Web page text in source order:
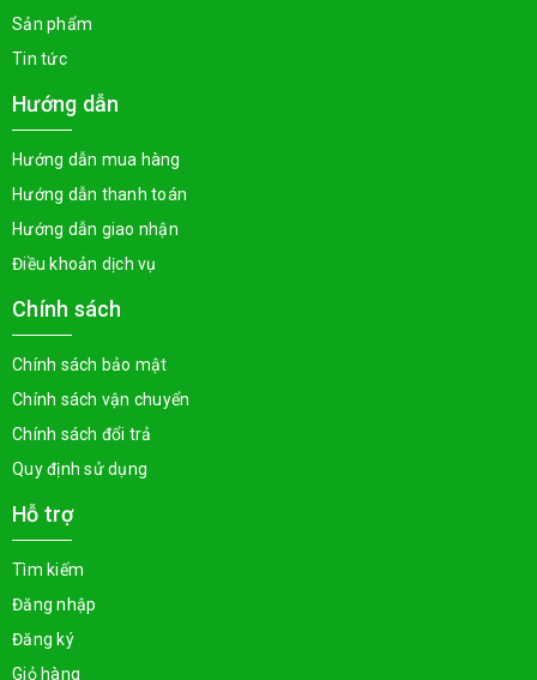
Sản phẩm
Tin tức
Hướng dẫn
Hướng dẫn mua hàng
Hướng dẫn thanh toán
Hướng dẫn giao nhận
Điều khoản dịch vụ
Chính sách
Chính sách bảo mật
Chính sách vận chuyển
Chính sách đổi trả
Quy định sử dụng
Hỗ trợ
Tìm kiếm
Đăng nhập
Đăng ký
Giỏ hàng